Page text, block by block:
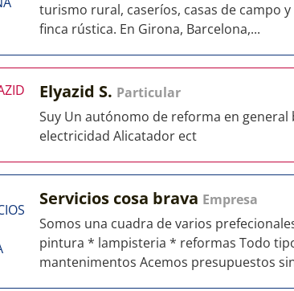
turismo rural, caseríos, casas de campo
finca rústica. En Girona, Barcelona,...
Elyazid S. Particular
Suy Un autónomo de reforma en
electricidad Alicatador ect
Servicios cosa brava Empresa
Somos una cuadra de varios
pintura * lampisteria * reformas Todo
mantenimentos Acemos presupuestos